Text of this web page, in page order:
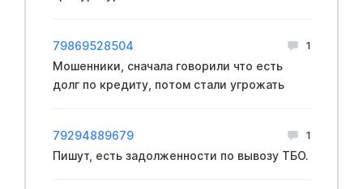
79869528504 1
Мошенники, сначала говорили что есть
долг по кредиту, потом стали угрожать
79294889679 1
Пишут, есть задолженности по вывозу ТБО.